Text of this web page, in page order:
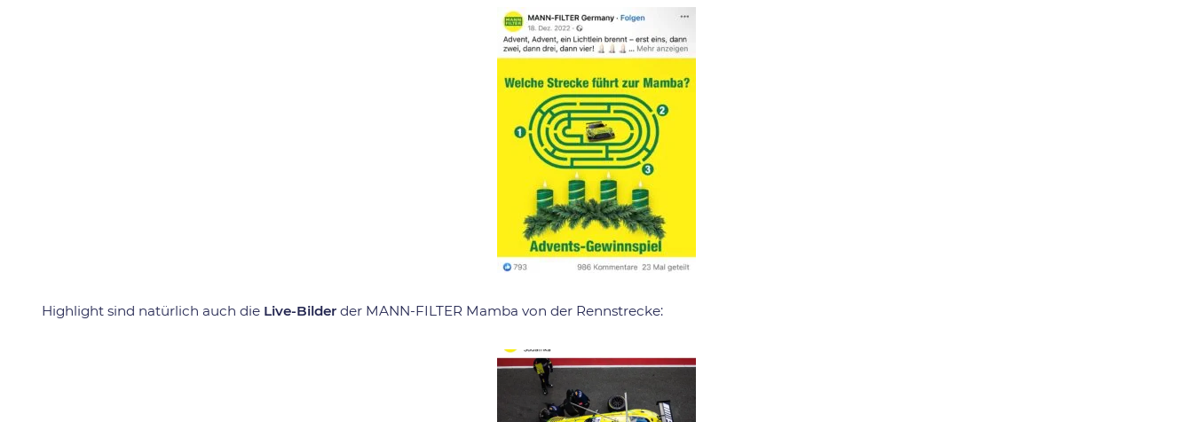
Highlight sind natürlich auch die Live-Bilderder MANN-FILTER Mamba von der Rennstrecke: